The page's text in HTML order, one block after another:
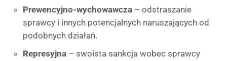
Prewencyjno-wychowawcza – odstraszanie
sprawcy i innych potencjalnych naruszających od
podobnych działań.
Represyjna – swoista sankcja wobec sprawcy